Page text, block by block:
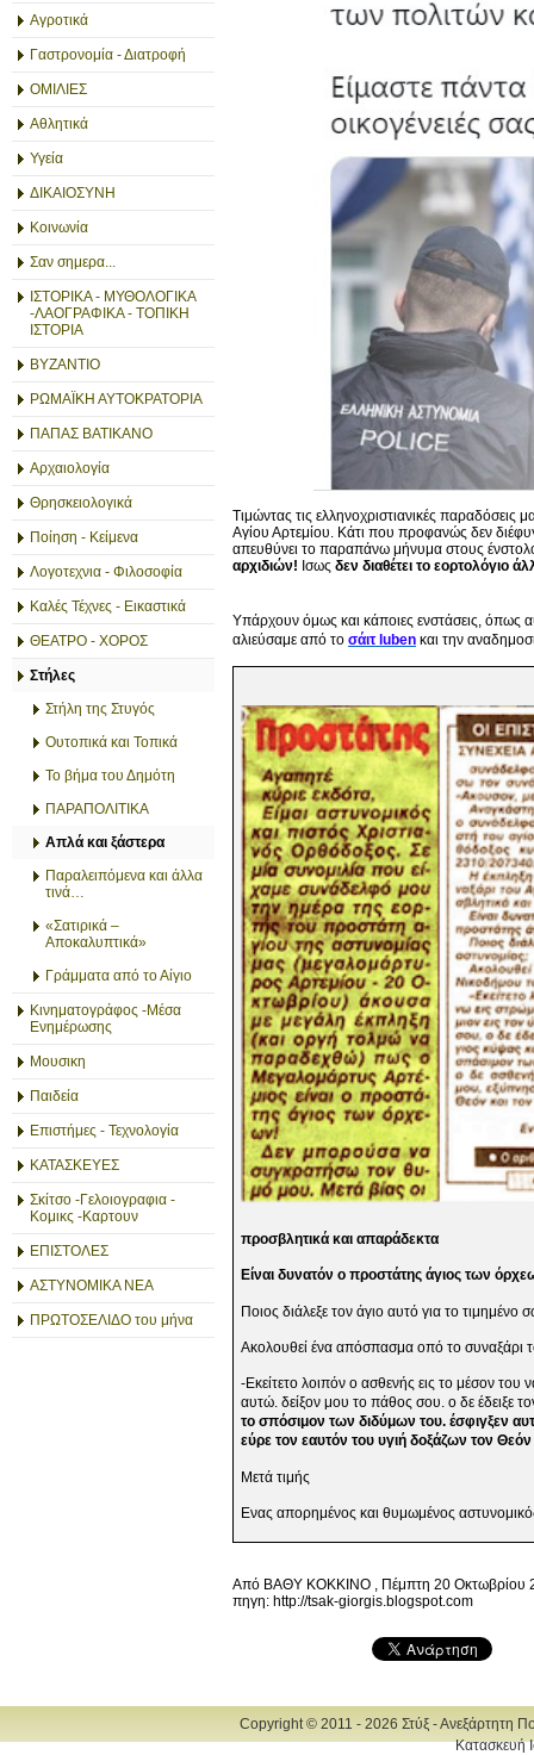
Αγροτικά
Γαστρονομία - Διατροφή
ΟΜΙΛΙΕΣ
Αθλητικά
Υγεία
ΔΙΚΑΙΟΣΥΝΗ
Κοινωνία
Σαν σημερα...
ΙΣΤΟΡΙΚΑ - ΜΥΘΟΛΟΓΙΚΑ
-ΛΑΟΓΡΑΦΙΚΑ - ΤΟΠΙΚΗ
ΙΣΤΟΡΙΑ
ΒΥΖΑΝΤΙΟ
ΡΩΜΑΪΚΗ ΑΥΤΟΚΡΑΤΟΡΙΑ
ΠΑΠΑΣ ΒΑΤΙΚΑΝΟ
Αρχαιολογία
Θρησκειολογικά
Ποίηση - Κείμενα
Λογοτεχνια - Φιλοσοφία
Καλές Τέχνες - Εικαστικά
ΘΕΑΤΡΟ - ΧΟΡΟΣ
Στήλες
Στήλη της Στυγός
Ουτοπικά και Τοπικά
Το βήμα του Δημότη
ΠΑΡΑΠΟΛΙΤΙΚΑ
Απλά και ξάστερα
Παραλειπόμενα και άλλα
τινά…
«Σατιρικά –
Αποκαλυπτικά»
Γράμματα από το Αίγιο
Κινηματογράφος -Μέσα
Ενημέρωσης
Μουσικη
Παιδεία
Επιστήμες - Τεχνολογία
ΚΑΤΑΣΚΕΥΕΣ
Σκίτσο -Γελοιογραφια -
Κομικς -Καρτουν
ΕΠΙΣΤΟΛΕΣ
ΑΣΤΥΝΟΜΙΚΑ ΝΕΑ
ΠΡΩΤΟΣΕΛΙΔΟ του μήνα
Τιμώντας τις ελληνοχριστιανικές
Αγίου Αρτεμίου. Κάτι που προφανώς δεν
απευθύνει το παραπάνω μήνυμα στους
αρχιδιών! Ισως δεν διαθέτει το εορτολόγιο
Υπάρχουν όμως και κάποιες ενστάσεις, όπως
αλιεύσαμε από το σάιτ luben και την
προσβλητικά και απαράδεκτα
Είναι δυνατόν ο προστάτης άγιος των
Ποιος διάλεξε τον άγιο αυτό για το τιμημένο
Ακολουθεί ένα απόσπασμα οπό το συναξάρι
-Εκείτετο λοιπόν ο ασθενής εις το μέσον
αυτώ. δείξον μου το πάθος σου. ο δε έδειξε
το σπόσιμον των διδύμων του. έσφιγξεν
εύρε τον εαυτόν του υγιή δοξάζων τον Θεόν
Μετά τιμής
Ενας απορημένος και θυμωμένος
Από ΒΑΘΥ ΚΟΚΚΙΝΟ , Πέμπτη 20 Οκτωβρίου
πηγη: http://tsak-giorgis.blogspot.com
Copyright © 2011 - 2026 Στύξ - Ανεξάρτητη
Κατασκευή